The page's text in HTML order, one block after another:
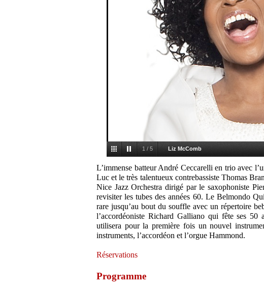
1 / 5 Liz McComb
L’immense batteur André Ceccarelli en trio avec
Luc et le très talentueux contrebassiste Thomas
Nice Jazz Orchestra dirigé par le saxophoniste
revisiter les tubes des années 60. Le Belmondo
rare jusqu’au bout du souffle avec un répertoire
l’accordéoniste Richard Galliano qui fête ses
utilisera pour la première fois un nouvel
instruments, l’accordéon et l’orgue Hammond.
Réservations
Programme